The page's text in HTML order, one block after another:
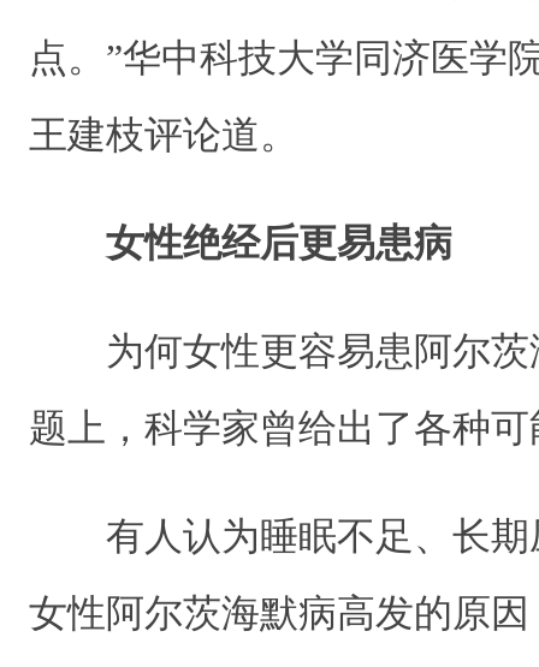
点。”华中科技大学同济医学
王建枝评论道。
女性绝经后更易患病
为何女性更容易患阿尔茨
题上，科学家曾给出了各种
有人认为睡眠不足、长期
女性阿尔茨海默病高发的原